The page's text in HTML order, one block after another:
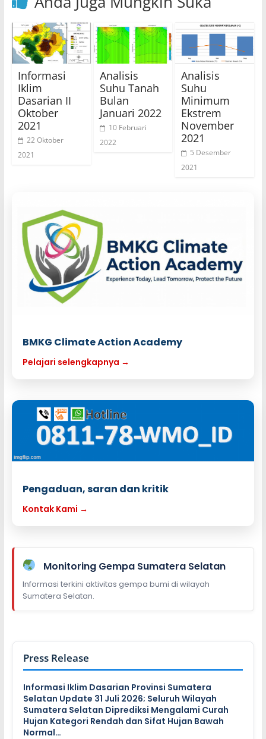
Informasi
Iklim
Dasarian II
Oktober
2021
22 Oktober
2021
Analisis
Suhu Tanah
Bulan
Januari 2022
10 Februari
2022
Analisis
Suhu
Minimum
Ekstrem
November
2021
5 Desember
2021
BMKG Climate Action Academy
Pelajari selengkapnya →
Pengaduan, saran dan kritik
Kontak Kami →
Monitoring Gempa Sumatera Selatan
Informasi terkini aktivitas gempa bumi di wilayah
Sumatera Selatan.
Press Release
Informasi Iklim Dasarian Provinsi Sumatera
Selatan Update 31 Juli 2026; Seluruh Wilayah
Sumatera Selatan Diprediksi Mengalami Curah
Hujan Kategori Rendah dan Sifat Hujan Bawah
Normal…